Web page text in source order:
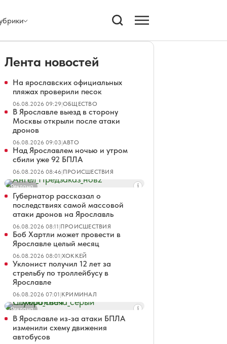
Лента новостей
На ярославских официальных
пляжах проверили песок
06.08.2026 09:29|ОБЩЕСТВО
В Ярославле выезд в сторону
Москвы открыли после атаки
дронов
06.08.2026 09:03|АВТО
Над Ярославлем ночью и утром
сбили уже 92 БПЛА
06.08.2026 08:46|ПРОИСШЕСТВИЯ
Реклама
Губернатор рассказал о
последствиях самой массовой
атаки дронов на Ярославль
06.08.2026 08:11|ПРОИСШЕСТВИЯ
Боб Хартли может провести в
Ярославле целый месяц
06.08.2026 08:01|ХОККЕЙ
Уклонист получил 12 лет за
стрельбу по троллейбусу в
Ярославле
06.08.2026 07:01|КРИМИНАЛ
Реклама
В Ярославле из-за атаки БПЛА
изменили схему движения
автобусов